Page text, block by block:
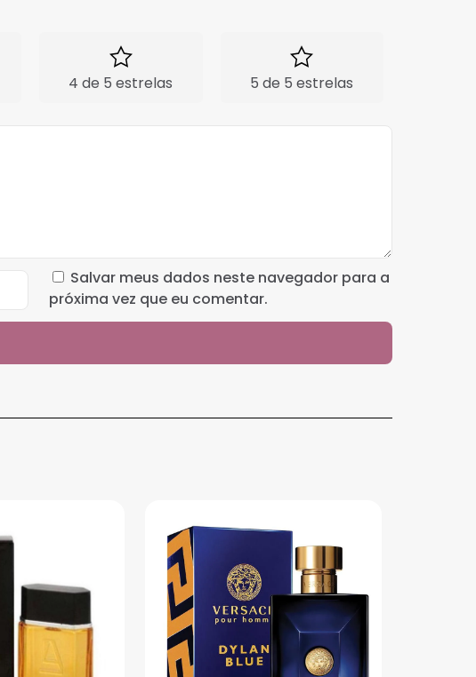
4 de 5 estrelas 5 de 5 estrelas
Salvar meus dados neste navegador para a
próxima vez que eu comentar.